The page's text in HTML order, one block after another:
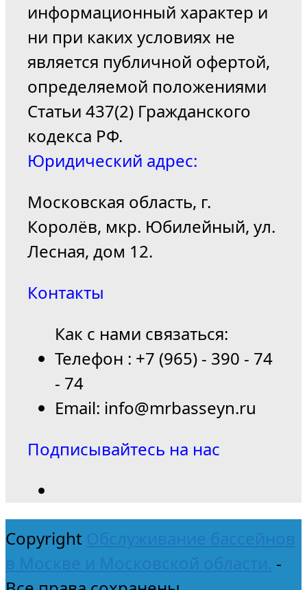
информационный характер и
ни при каких условиях не
является публичной офертой,
определяемой положениями
Статьи 437(2) Гражданского
кодекса РФ.
Юридический адрес:
Московская область, г.
Королёв, мкр. Юбилейный, ул.
Лесная, дом 12.
Контакты
Как с нами связаться:
Телефон : +7 (965) - 390 - 74
- 74
Email: info@mrbasseyn.ru
Подписывайтесь на нас
Copyright Обслуживание бассейнов
в Москве и Московской области. -